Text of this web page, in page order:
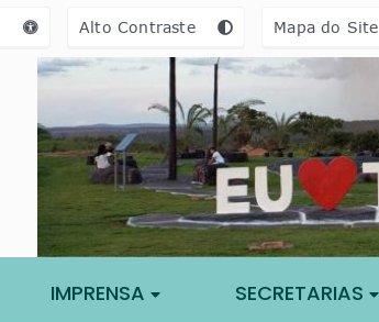
[alt+3] Ir para o rodapé [alt+4]
Alto Contraste Mapa do Site
IMPRENSA SECRETARIAS